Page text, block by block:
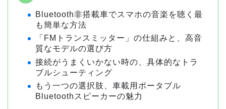
Bluetooth非搭載車でスマホの音楽を聴く最
も簡単な方法
「FMトランスミッター」の仕組みと、高音
質なモデルの選び方
接続がうまくいかない時の、具体的なトラ
ブルシューティング
もう一つの選択肢、車載用ポータブル
Bluetoothスピーカーの魅力